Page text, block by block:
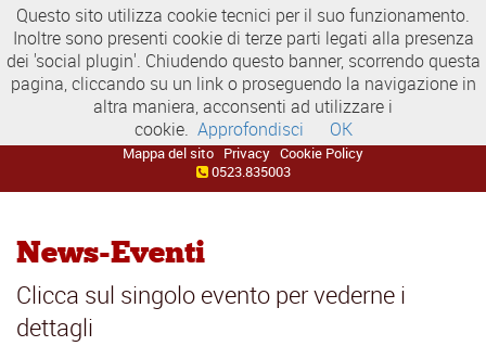
Mappa del sito Privacy Cookie Policy
0523.835003
News-Eventi
Clicca sul singolo evento per vederne i
dettagli
Questo sito utilizza cookie tecnici per il suo funzionamento.
Inoltre sono presenti cookie di terze parti legati alla presenza
dei 'social plugin'. Chiudendo questo banner, scorrendo questa
pagina, cliccando su un link o proseguendo la navigazione in
altra maniera, acconsenti ad utilizzare i
cookie. Approfondisci OK